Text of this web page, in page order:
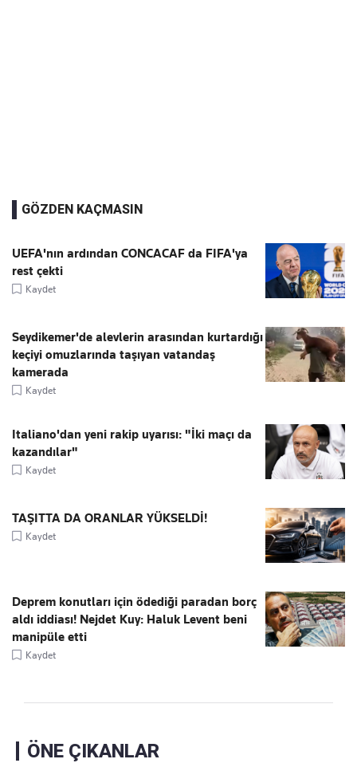
GÖZDEN KAÇMASIN
UEFA'nın ardından CONCACAF da FIFA'ya
rest çekti
Kaydet
Seydikemer'de alevlerin arasından kurtardığı
keçiyi omuzlarında taşıyan vatandaş
kamerada
Kaydet
Italiano'dan yeni rakip uyarısı: "İki maçı da
kazandılar"
Kaydet
TAŞITTA DA ORANLAR YÜKSELDİ!
Kaydet
Deprem konutları için ödediği paradan borç
aldı iddiası! Nejdet Kuy: Haluk Levent beni
manipüle etti
Kaydet
ÖNE ÇIKANLAR